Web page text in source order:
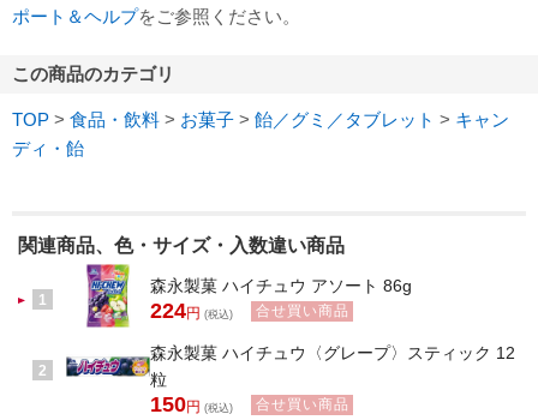
ポート＆ヘルプをご参照ください。
この商品のカテゴリ
TOP > 食品・飲料 > お菓子 > 飴／グミ／タブレット > キャン
ディ・飴
関連商品、色・サイズ・入数違い商品
1
森永製菓 ハイチュウ アソート 86g
224円 (税込) 合せ買い商品
2
森永製菓 ハイチュウ〈グレープ〉スティック 12
粒
150円 (税込) 合せ買い商品